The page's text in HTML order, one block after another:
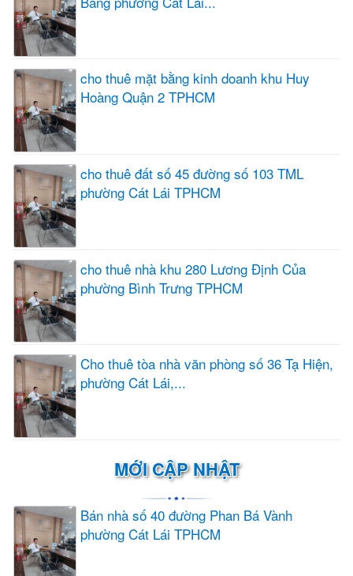
cho thuê mặt bằng kinh doanh khu Huy
Hoàng Quận 2 TPHCM
cho thuê đất số 45 đường số 103 TML
phường Cát Lái TPHCM
cho thuê nhà khu 280 Lương Định Của
phường Bình Trưng TPHCM
Cho thuê tòa nhà văn phòng số 36 Tạ Hiện,
phường Cát Lái,...
MỚI CẬP NHẬT
Bán nhà số 40 đường Phan Bá Vành
phường Cát Lái TPHCM